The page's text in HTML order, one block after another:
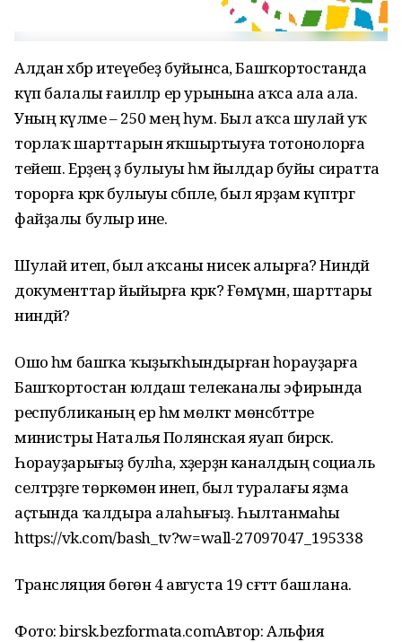
Алдан хәбәр итеүебеҙ буйынса, Башҡортостанда
күп балалы ғаиләләр ер урынына аҡса ала ала.
Уның күләме – 250 мең һум. Был аҡса шулай уҡ
торлаҡ шарттарын яҡшыртыуға тотонолорға
тейеш. Ерҙең әҙ булыуы һәм йылдар буйы сиратта
торорға кәрәк булыуы сәбәпле, был ярҙам күптәргә
файҙалы булыр ине.
Шулай итеп, был аҡсаны нисек алырға? Ниндәй
документтар йыйырға кәрәк? Ғөмүмән, шарттары
ниндәй?
Ошо һәм башҡа ҡыҙыҡһындырған һорауҙарға
Башҡортостан юлдаш телеканалы эфирында
республиканың ер һәм мөлкәт мөнәсәбәттәре
министры Наталья Полянская яуап бирәсәк.
Һорауҙарығыҙ булһа, хәҙерҙән каналдың социаль
селтәрҙәге төркөмөнә инеп, был туралағы яҙма
аҫтында ҡалдыра алаһығыҙ. Һылтанмаһы
https://vk.com/bash_tv?w=wall-27097047_195338
Трансляция бөгөн 4 августа 19 сәғәттә башлана.
Фото: birsk.bezformata.comАвтор: Альфия